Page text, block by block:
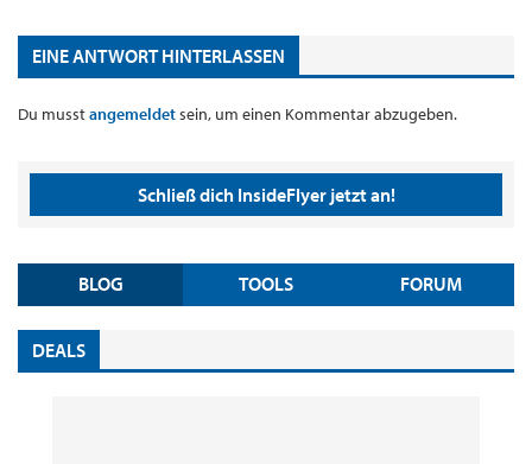
EINE ANTWORT HINTERLASSEN
Du musstangemeldetsein, um einen Kommentar abzugeben.
Schließ dich InsideFlyer jetzt an!
BLOG TOOLS FORUM
DEALS